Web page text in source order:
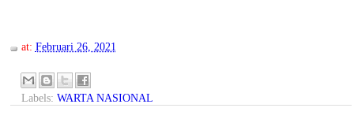
at: Februari 26, 2021
Labels: WARTA NASIONAL